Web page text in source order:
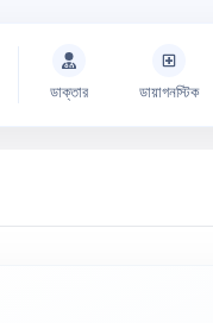
ডাক্তার ডায়াগনস্টিক